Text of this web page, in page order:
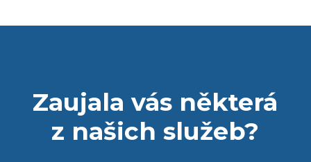
Zaujala vás některá
z našich služeb?